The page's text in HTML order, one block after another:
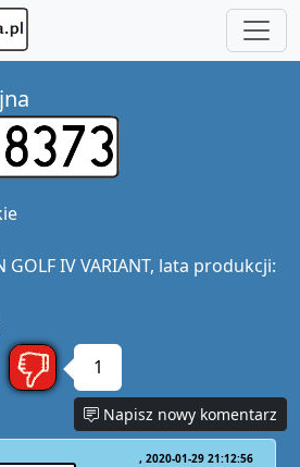
GOLF IV VARIANT, lata produkcji:
1
Napisz nowy komentarz
2020-01-29 21:12:56